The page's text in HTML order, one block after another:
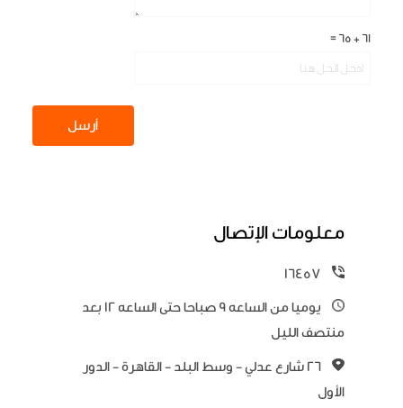
61
+
65
=
أرسل
معلومات الإتصال
16457
يوميا من الساعه 9 صباحا حتى الساعه 12 بعد
منتصف الليل
٢٦ شارع عدلي - وسط البلد - القاهرة - الدور
الأول